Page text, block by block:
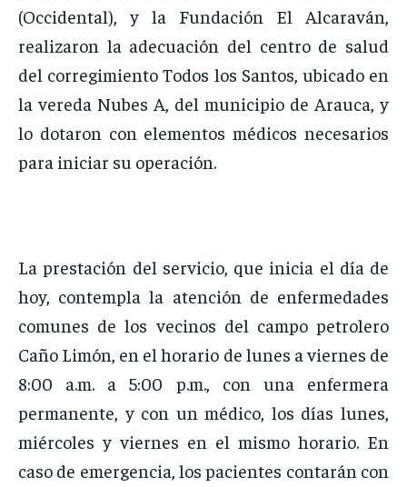
NOSOTROS
INSTITUCIONAL
PUATE CON NOSOTROS
NOSOTROS
INSTITUCIONAL
PUATE CON NOSOTROS
NOSOTROS
INSTITUCIONAL
PUATE CON NOSOTROS
NOSOTROS
INSTITUCIONAL
PUATE CON NOSOTROS
(Occidental), y la Fundación El Alcaraván,
realizaron la adecuación del centro de salud
del corregimiento Todos los Santos, ubicado en
la vereda Nubes A, del municipio de Arauca, y
lo dotaron con elementos médicos necesarios
para iniciar su operación.
La prestación del servicio, que inicia el día de
hoy, contempla la atención de enfermedades
comunes de los vecinos del campo petrolero
Caño Limón, en el horario de lunes a viernes de
8:00 a.m. a 5:00 p.m., con una enfermera
permanente, y con un médico, los días lunes,
miércoles y viernes en el mismo horario. En
caso de emergencia, los pacientes contarán con